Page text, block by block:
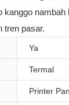
kanggo
tren pasar.
Ya
Termal
Printer